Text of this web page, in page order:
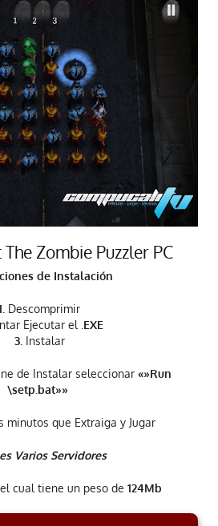
Zombie Puzzler PC
de Instalación
Descomprimir
Ejecutar el . EXE
3. Instalar
de Instalar seleccionar«»Run
\setp.bat»»
minutos que Extraiga y Jugar
Varios Servidores
el cual tiene un peso de124Mb